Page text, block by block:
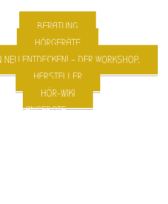
BERATUNG
HÖRGERÄTE
NEU ENTDECKEN! – DER WORKSHOP.
HERSTELLER
HÖR-WIKI
ANGEBOTE